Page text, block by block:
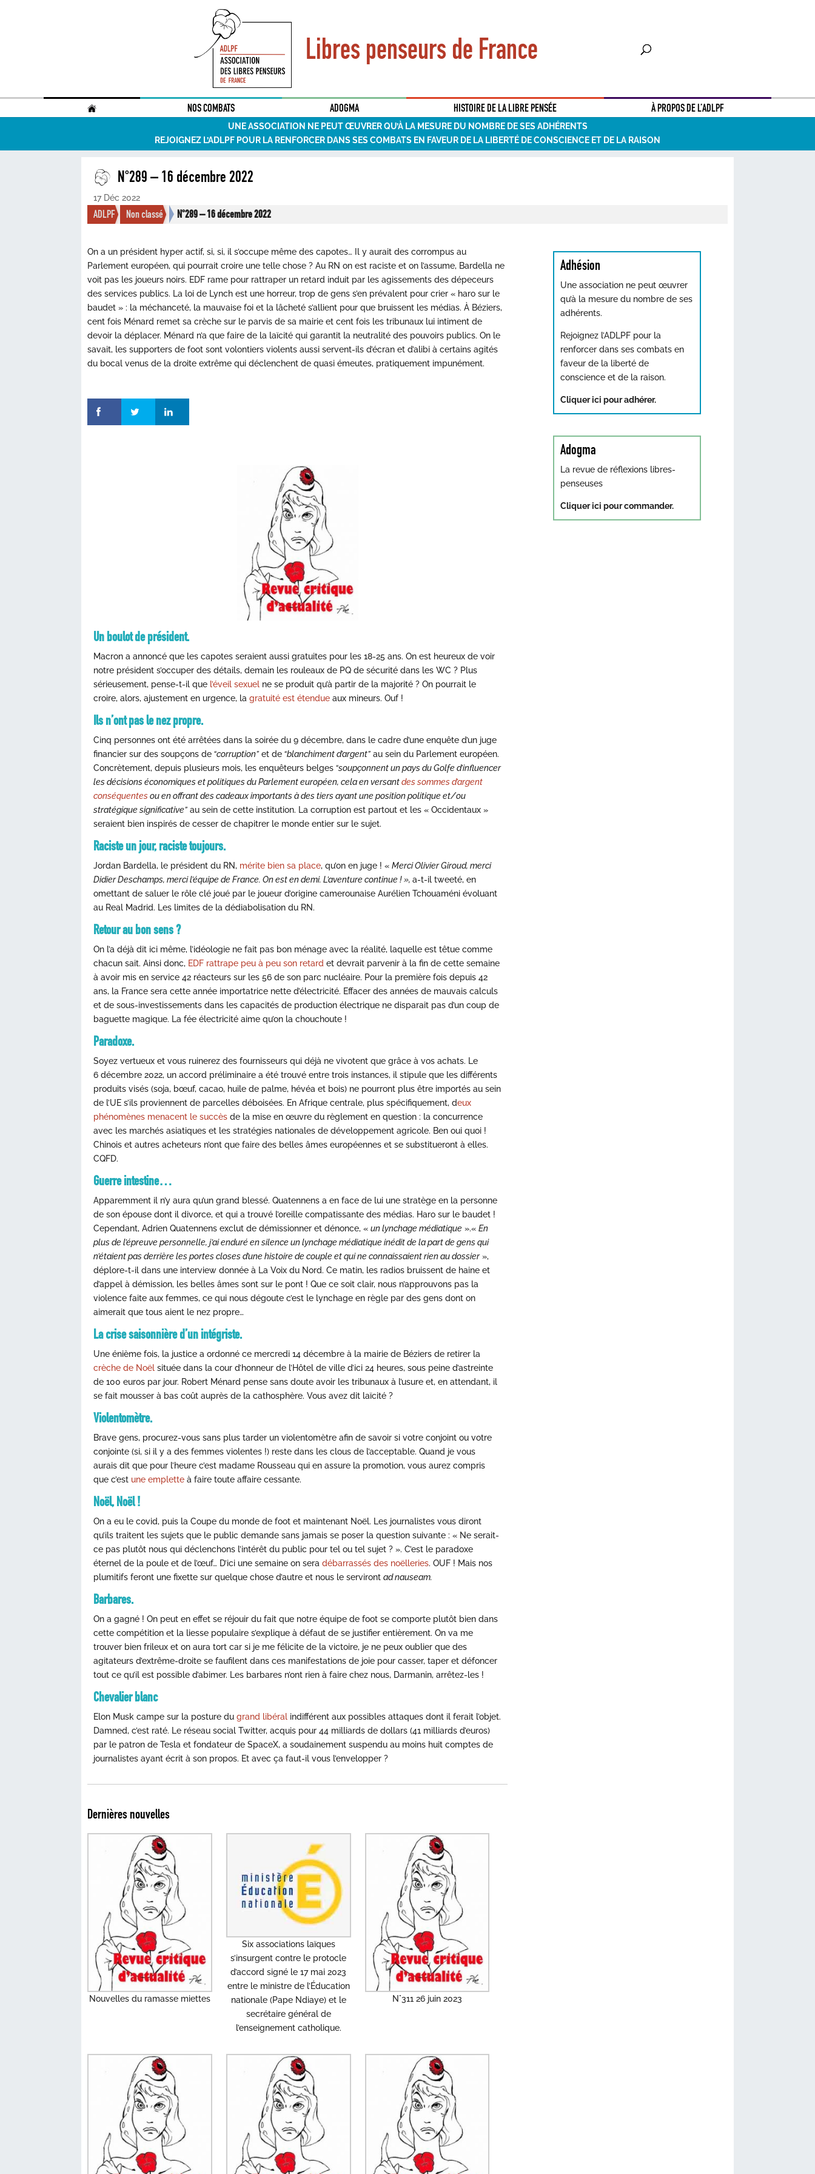
Libres penseurs de France
. NOS COMBATS ADOGMA HISTOIRE DE LA LIBRE PENSÉE À PROPOS DE L’ADLPF
UNE ASSOCIATION NE PEUT ŒUVRER QU’À LA MESURE DU NOMBRE DE SES ADHÉRENTS
REJOIGNEZ L’ADLPF POUR LA RENFORCER DANS SES COMBATS EN FAVEUR DE LA LIBERTÉ DE CONSCIENCE ET DE LA RAISON
N°289 – 16 décembre 2022
17 Déc 2022
ADLPF Non classé N°289 – 16 décembre 2022
On a un président hyper actif, si, si, il s’occupe même des capotes… Il y aurait des corrompus au
Parlement européen, qui pourrait croire une telle chose ? Au RN on est raciste et on l’assume, Bardella ne
voit pas les joueurs noirs. EDF rame pour rattraper un retard induit par les agissements des dépeceurs
des services publics. La loi de Lynch est une horreur, trop de gens s’en prévalent pour crier « haro sur le
baudet » : la méchanceté, la mauvaise foi et la lâcheté s’allient pour que bruissent les médias. À Béziers,
cent fois Ménard remet sa crèche sur le parvis de sa mairie et cent fois les tribunaux lui intiment de
devoir la déplacer. Ménard n’a que faire de la laïcité qui garantit la neutralité des pouvoirs publics. On le
savait, les supporters de foot sont volontiers violents aussi servent-ils d’écran et d’alibi à certains agités
du bocal venus de la droite extrême qui déclenchent de quasi émeutes, pratiquement impunément.
Un boulot de président.
Macron a annoncé que les capotes seraient aussi gratuites pour les 18-25 ans. On est heureux de voir
notre président s’occuper des détails, demain les rouleaux de PQ de sécurité dans les WC ? Plus
sérieusement, pense-t-il que l’éveil sexuel ne se produit qu’à partir de la majorité ? On pourrait le
croire, alors, ajustement en urgence, lagratuité est étendue aux mineurs. Ouf !
Ils n’ont pas le nez propre.
Cinq personnes ont été arrêtées dans la soirée du 9 décembre, dans le cadre d’une enquête d’un juge
financier sur des soupçons de “corruption” et de “blanchiment d’argent” au sein du Parlement européen.
Concrètement, depuis plusieurs mois, les enquêteurs belges “soupçonnent un pays du Golfe d’influencer
les décisions économiques et politiques du Parlement européen, cela en versantdes sommes d’argent
conséquentes ou en offrant des cadeaux importants à des tiers ayant une position politique et/ou
stratégique significative” au sein de cette institution. La corruption est partout et les « Occidentaux »
seraient bien inspirés de cesser de chapitrer le monde entier sur le sujet.
Raciste un jour, raciste toujours.
Jordan Bardella, le président du RN, mérite bien sa place, qu’on en juge ! «Merci Olivier Giroud, merci
Didier Deschamps, merci l’équipe de France. On est en demi. L’aventure continue ! »,a-t-il tweeté, en
omettant de saluer le rôle clé joué par le joueur d’origine camerounaise Aurélien Tchouaméni évoluant
au Real Madrid. Les limites de la dédiabolisation du RN.
Retour au bon sens ?
On l’a déjà dit ici même, l’idéologie ne fait pas bon ménage avec la réalité, laquelle est têtue comme
chacun sait. Ainsi donc, EDF rattrape peu à peu son retard et devrait parvenir à la fin de cette semaine
à avoir mis en service 42 réacteurs sur les 56 de son parc nucléaire. Pour la première fois depuis 42
ans, la France sera cette année importatrice nette d’électricité. Effacer des années de mauvais calculs
et de sous-investissements dans les capacités de production électrique ne disparait pas d’un coup de
baguette magique. La fée électricité aime qu’on la chouchoute !
Paradoxe.
Soyez vertueux et vous ruinerez des fournisseurs qui déjà ne vivotent que grâce à vos achats. Le
6 décembre 2022, un accord préliminaire a été trouvé entre trois instances, il stipule que les différents
produits visés (soja, bœuf, cacao, huile de palme, hévéa et bois) ne pourront plus être importés au sein
de l’UE s’ils proviennent de parcelles déboisées. En Afrique centrale, plus spécifiquement, deux
phénomènes menacent le succès de la mise en œuvre du règlement en question : la concurrence
avec les marchés asiatiques et les stratégies nationales de développement agricole. Ben oui quoi !
Chinois et autres acheteurs n’ont que faire des belles âmes européennes et se substitueront à elles.
CQFD.
Guerre intestine…
Apparemment il n’y aura qu’un grand blessé. Quatennens a en face de lui une stratège en la personne
de son épouse dont il divorce, et qui a trouvé l’oreille compatissante des médias. Haro sur le baudet !
Cependant, Adrien Quatennens exclut de démissionner et dénonce, «un lynchage médiatique ».«En
plus de l’épreuve personnelle, j’ai enduré en silence un lynchage médiatique inédit de la part de gens qui
n’étaient pas derrière les portes closes d’une histoire de couple et qui ne connaissaient rien au dossier»,
déplore-t-il dans une interview donnée à La Voix du Nord. Ce matin, les radios bruissent de haine et
d’appel à démission, les belles âmes sont sur le pont ! Que ce soit clair, nous n’approuvons pas la
violence faite aux femmes, ce qui nous dégoute c’est le lynchage en règle par des gens dont on
aimerait que tous aient le nez propre…
La crise saisonnière d’un intégriste.
Une énième fois, la justice a ordonné ce mercredi 14 décembre à la mairie de Béziers de retirer la
crèche de Noël située dans la cour d’honneur de l’Hôtel de ville d’ici 24 heures, sous peine d’astreinte
de 100 euros par jour. Robert Ménard pense sans doute avoir les tribunaux à l’usure et, en attendant, il
se fait mousser à bas coût auprès de la cathosphère. Vous avez dit laïcité ?
Violentomètre.
Brave gens, procurez-vous sans plus tarder un violentomètre afin de savoir si votre conjoint ou votre
conjointe (si, si il y a des femmes violentes !) reste dans les clous de l’acceptable. Quand je vous
aurais dit que pour l’heure c’est madame Rousseau qui en assure la promotion, vous aurez compris
que c’est une emplette à faire toute affaire cessante.
Noël, Noël !
On a eu le covid, puis la Coupe du monde de foot et maintenant Noël. Les journalistes vous diront
qu’ils traitent les sujets que le public demande sans jamais se poser la question suivante : « Ne serait-
ce pas plutôt nous qui déclenchons l’intérêt du public pour tel ou tel sujet ? ». C’est le paradoxe
éternel de la poule et de l’œuf… D’ici une semaine on seradébarrassés des noëlleries. OUF ! Mais nos
plumitifs feront une fixette sur quelque chose d’autre et nous le servirontad nauseam.
Barbares.
On a gagné ! On peut en effet se réjouir du fait que notre équipe de foot se comporte plutôt bien dans
cette compétition et la liesse populaire s’explique à défaut de se justifier entièrement. On va me
trouver bien frileux et on aura tort car si je me félicite de la victoire, je ne peux oublier que des
agitateurs d’extrême-droite se faufilent dans ces manifestations de joie pour casser, taper et défoncer
tout ce qu’il est possible d’abimer. Les barbares n’ont rien à faire chez nous, Darmanin, arrêtez-les !
Chevalier blanc
Elon Musk campe sur la posture dugrand libéral indifférent aux possibles attaques dont il ferait l’objet.
Damned, c’est raté. Le réseau social Twitter, acquis pour 44 milliards de dollars (41 milliards d’euros)
par le patron de Tesla et fondateur de SpaceX, a soudainement suspendu au moins huit comptes de
journalistes ayant écrit à son propos. Et avec ça faut-il vous l’envelopper ?
Dernières nouvelles
Nouvelles du ramasse miettes
Six associations laïques
s’insurgent contre le protocle
d’accord signé le 17 mai 2023
entre le ministre de l’Éducation
nationale (Pape Ndiaye) et le
secrétaire général de
l’enseignement catholique.
N°311 26 juin 2023
Adhésion
Une association ne peut œuvrer
qu’à la mesure du nombre de ses
adhérents.
Rejoignez l’ADLPF pour la
renforcer dans ses combats en
faveur de la liberté de
conscience et de la raison.
Cliquer ici pour adhérer.
Adogma
La revue de réflexions libres-
penseuses
Cliquer ici pour commander.